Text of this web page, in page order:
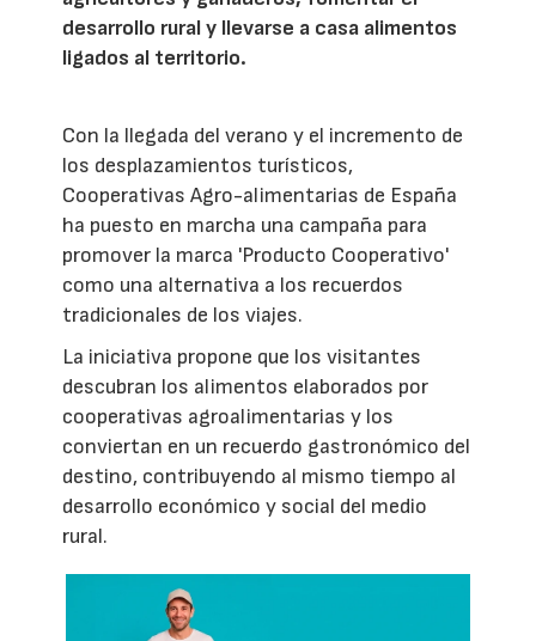
desarrollo rural y llevarse a casa alimentos
ligados al territorio.
Con la llegada del verano y el incremento de
los desplazamientos turísticos,
Cooperativas Agro-alimentarias de España
ha puesto en marcha una campaña para
promover la marca 'Producto Cooperativo'
como una alternativa a los recuerdos
tradicionales de los viajes.
La iniciativa propone que los visitantes
descubran los alimentos elaborados por
cooperativas agroalimentarias y los
conviertan en un recuerdo gastronómico del
destino, contribuyendo al mismo tiempo al
desarrollo económico y social del medio
rural.